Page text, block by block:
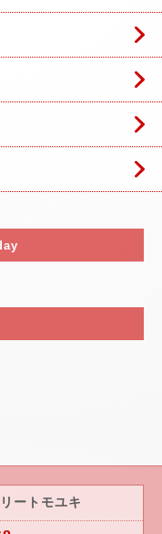
ートモユキ